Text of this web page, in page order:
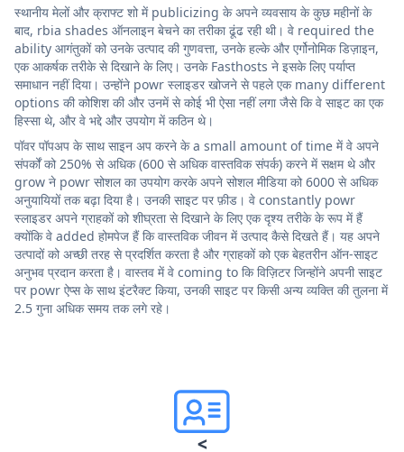
स्थानीय मेलों और क्राफ्ट शो में publicizing के अपने व्यवसाय के कुछ महीनों के
बाद, rbia shades ऑनलाइन बेचने का तरीका ढूंढ रही थी। वे required the
ability आगंतुकों को उनके उत्पाद की गुणवत्ता, उनके हल्के और एर्गोनोमिक डिज़ाइन,
एक आकर्षक तरीके से दिखाने के लिए। उनके Fasthosts ने इसके लिए पर्याप्त
समाधान नहीं दिया। उन्होंने powr स्लाइडर खोजने से पहले एक many different
options की कोशिश की और उनमें से कोई भी ऐसा नहीं लगा जैसे कि वे साइट का एक
हिस्सा थे, और वे भद्दे और उपयोग में कठिन थे।
पॉवर पॉपअप के साथ साइन अप करने के a small amount of time में वे अपने
संपर्कों को 250% से अधिक (600 से अधिक वास्तविक संपर्क) करने में सक्षम थे और
grow ने powr सोशल का उपयोग करके अपने सोशल मीडिया को 6000 से अधिक
अनुयायियों तक बढ़ा दिया है। उनकी साइट पर फ़ीड। वे constantly powr
स्लाइडर अपने ग्राहकों को शीघ्रता से दिखाने के लिए एक दृश्य तरीके के रूप में हैं
क्योंकि वे added होमपेज हैं कि वास्तविक जीवन में उत्पाद कैसे दिखते हैं। यह अपने
उत्पादों को अच्छी तरह से प्रदर्शित करता है और ग्राहकों को एक बेहतरीन ऑन-साइट
अनुभव प्रदान करता है। वास्तव में वे coming to कि विज़िटर जिन्होंने अपनी साइट
पर powr ऐप्स के साथ इंटरैक्ट किया, उनकी साइट पर किसी अन्य व्यक्ति की तुलना में
2.5 गुना अधिक समय तक लगे रहे।
<